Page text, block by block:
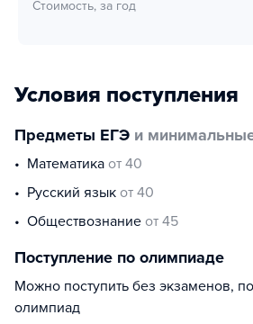
Стоимость, за год
Условия поступления
Предметы ЕГЭ и
математика от 40
русский язык от 40
обществознание от 45
Поступление по олимпиаде
Можно поступить без экзаменов,
олимпиад